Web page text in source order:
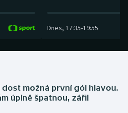
Dnes, 17:35-19:55
dost možná první gól hlavou.
úplně špatnou, zářil